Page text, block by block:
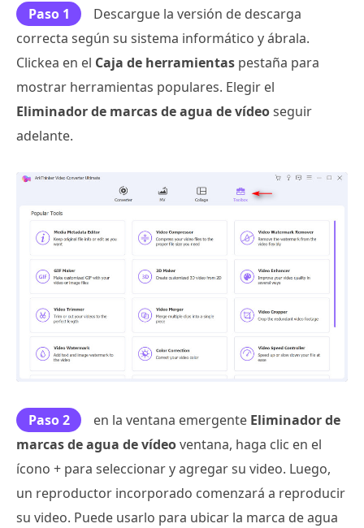
Paso 1
Descargue la versión de descarga
correcta según su sistema informático y ábrala.
Clickea en el Caja de herramientas pestaña para
mostrar herramientas populares. Elegir el
Eliminador de marcas de agua de vídeoseguir
adelante.
Paso 2 en la ventana emergente Eliminador de
marcas de agua de vídeoventana, haga clic en el
ícono + para seleccionar y agregar su video. Luego,
un reproductor incorporado comenzará a reproducir
su video. Puede usarlo para ubicar la marca de agua